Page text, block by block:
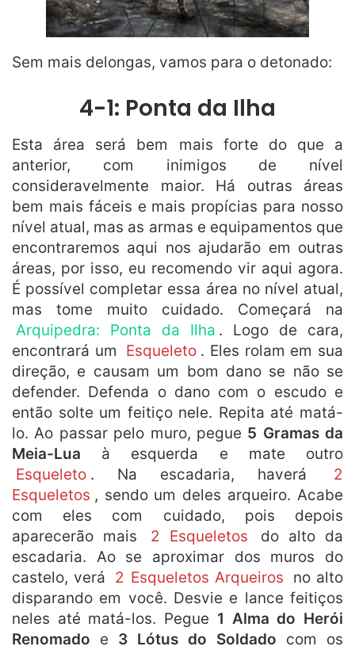
Sem mais delongas, vamos para o detonado:
4-1: Ponta da Ilha
Esta área será bem mais forte do que a
anterior, com inimigos de nível
consideravelmente maior. Há outras áreas
bem mais fáceis e mais propícias para nosso
nível atual, mas as armas e equipamentos que
encontraremos aqui nos ajudarão em outras
áreas, por isso, eu recomendo vir aqui agora.
É possível completar essa área no nível atual,
mas tome muito cuidado. Começará na
Arquipedra: Ponta da Ilha . Logo de cara,
encontrará um
Esqueleto . Eles rolam em sua
direção, e causam um bom dano se não se
defender. Defenda o dano com o escudo e
então solte um feitiço nele. Repita até matá-
lo. Ao passar pelo muro, pegue 5 Gramas da
Meia-Lua à esquerda e mate outro
Esqueleto . Na escadaria, haverá
2
Esqueletos , sendo um deles arqueiro. Acabe
com eles com cuidado, pois depois
aparecerão mais
2 Esqueletos
do alto da
escadaria. Ao se aproximar dos muros do
castelo, verá
2 Esqueletos Arqueiros
no alto
disparando em você. Desvie e lance feitiços
neles até matá-los. Pegue 1 Alma do Herói
Renomado e 3 Lótus do Soldado com os